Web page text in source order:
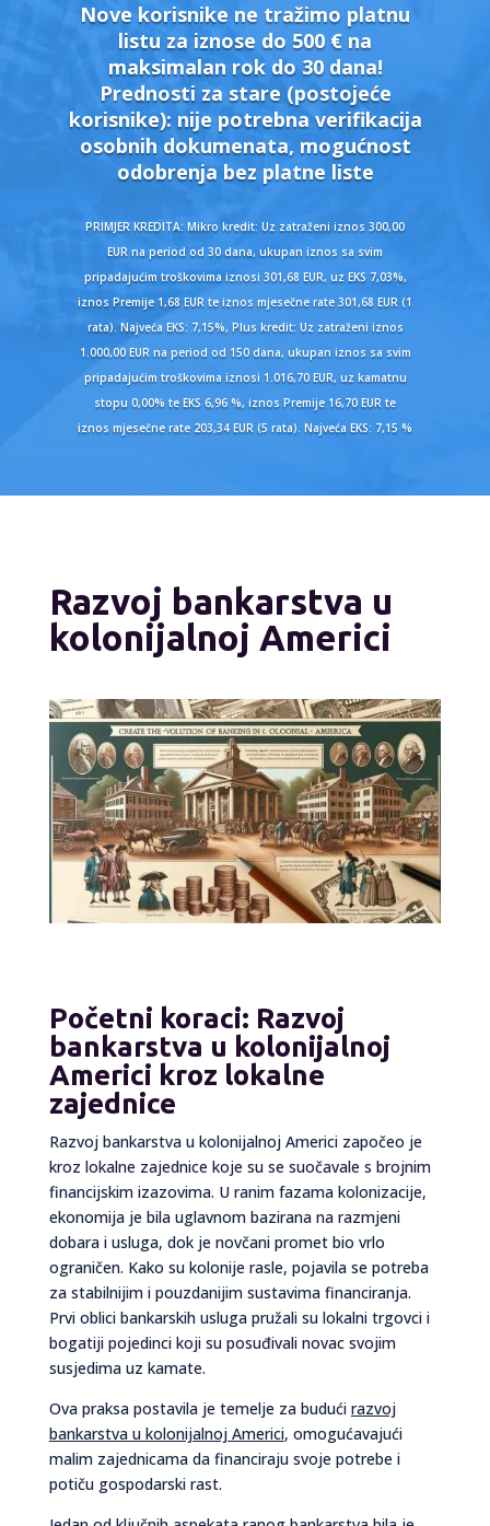
Nove korisnike ne tražimo platnu
listu za iznose do 500 € na
maksimalan rok do 30 dana!
Prednosti za stare (postojeće
korisnike): nije potrebna verifikacija
osobnih dokumenata, mogućnost
odobrenja bez platne liste
PRIMJER KREDITA: Mikro kredit: Uz zatraženi iznos 300,00
EUR na period od 30 dana, ukupan iznos sa svim
pripadajućim troškovima iznosi 301,68 EUR, uz EKS 7,03%,
iznos Premije 1,68 EUR te iznos mjesečne rate 301,68 EUR (1
rata). Najveća EKS: 7,15%, Plus kredit: Uz zatraženi iznos
1.000,00 EUR na period od 150 dana, ukupan iznos sa svim
pripadajućim troškovima iznosi 1.016,70 EUR, uz kamatnu
stopu 0,00% te EKS 6,96 %, iznos Premije 16,70 EUR te
iznos mjesečne rate 203,34 EUR (5 rata). Najveća EKS: 7,15 %
Razvoj bankarstva u
kolonijalnoj Americi
Početni koraci: Razvoj
bankarstva u kolonijalnoj
Americi kroz lokalne
zajednice
Razvoj bankarstva u kolonijalnoj Americi započeo je
kroz lokalne zajednice koje su se suočavale s brojnim
financijskim izazovima. U ranim fazama kolonizacije,
ekonomija je bila uglavnom bazirana na razmjeni
dobara i usluga, dok je novčani promet bio vrlo
ograničen. Kako su kolonije rasle, pojavila se potreba
za stabilnijim i pouzdanijim sustavima financiranja.
Prvi oblici bankarskih usluga pružali su lokalni trgovci i
bogatiji pojedinci koji su posuđivali novac svojim
susjedima uz kamate.
Ova praksa postavila je temelje za budući razvoj
bankarstva u kolonijalnoj Americi, omogućavajući
malim zajednicama da financiraju svoje potrebe i
potiču gospodarski rast.